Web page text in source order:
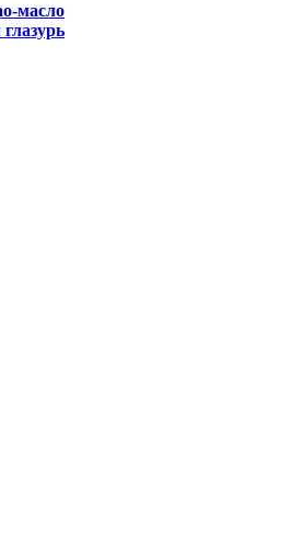
масло